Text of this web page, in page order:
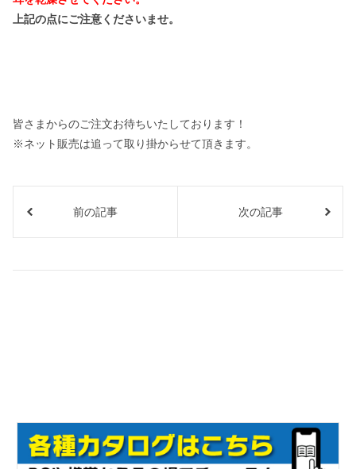
上記の点にご注意くださいませ。
皆さまからのご注文お待ちいたしております！
※ネット販売は追って取り掛からせて頂きます。
前の記事 次の記事